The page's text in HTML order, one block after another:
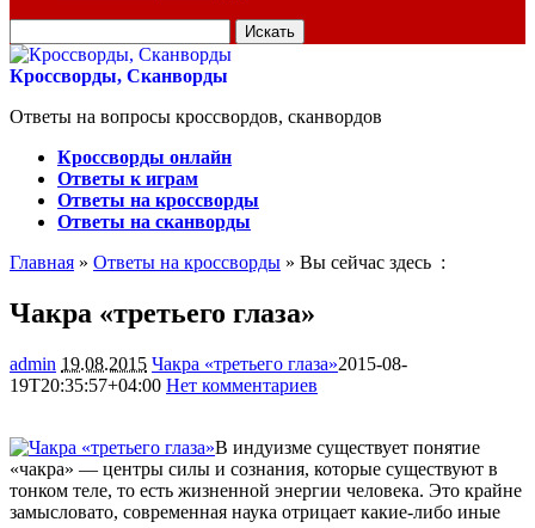
для:
Кроссворды, Сканворды
Ответы на вопросы кроссвордов, сканвордов
Кроссворды онлайн
Ответы к играм
Ответы на кроссворды
Ответы на сканворды
Главная » Ответы на кроссворды » Вы сейчас здесь :
Чакра «третьего глаза»
admin 19.08.2015 Чакра «третьего глаза»2015-08-
19T20:35:57+04:00 Нет комментариев
В индуизме существует понятие
«чакра» — центры силы и сознания, которые существуют в
тонком теле, то есть жизненной энергии человека. Это крайне
замысловато, современная наука отрицает какие-либо иные